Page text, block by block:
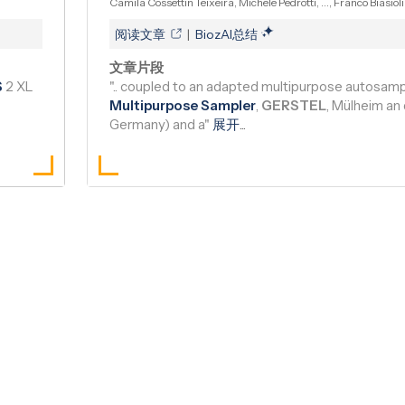
2 XL
阅读文章 |BiozAI总结
文章片段
".. coupled to an adapted multipurpose
Multipurpose Sampler GERSTEL , Mülheim an
Germany) and a" 展开